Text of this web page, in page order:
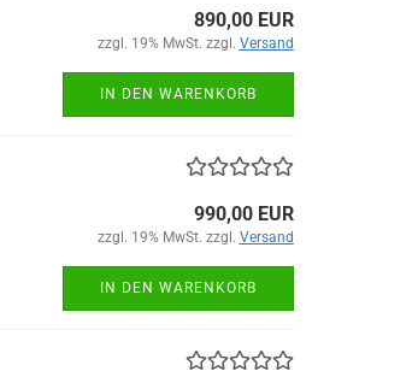
890,00 EUR
zzgl. 19% MwSt. zzgl. Versand
IN DEN WARENKORB
990,00 EUR
zzgl. 19% MwSt. zzgl. Versand
IN DEN WARENKORB